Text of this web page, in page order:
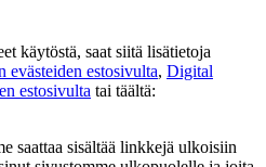
käytöstä, saat siitä lisätietoja
estosivulta, Digital
estosivulta tai täältä:
saattaa sisältää linkkejä ulkoisiin